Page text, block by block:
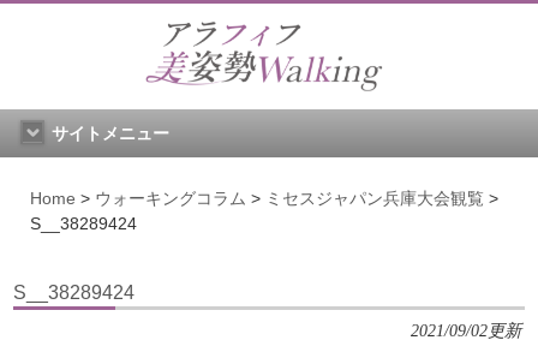
サイトメニュー
Home > ウォーキングコラム > ミセスジャパン兵庫大会観覧 >
S__38289424
S__38289424
2021/09/02更新